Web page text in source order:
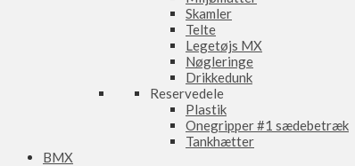
Skamler
Telte
Legetøjs MX
Nøgleringe
Drikkedunk
Reservedele
Plastik
Onegripper #1 sædebetræk
Tankhætter
BMX